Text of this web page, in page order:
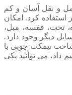
و نقل آسان و کم
استفاده کرد. امکان
تخت، قفسه، مبل،
دیگر وجود دارد.
نیمکت چوبی با
داد، می توانید یکی